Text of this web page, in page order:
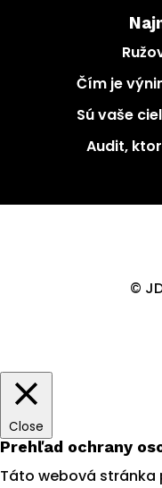
Čím je
Sú vaše
Audit,
©
Close
Prehľad ochrany
Táto webová stránka